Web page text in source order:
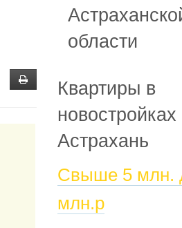
области
Квартиры в
новостройках
Астрахань
Свыше 5 млн.
млн.р